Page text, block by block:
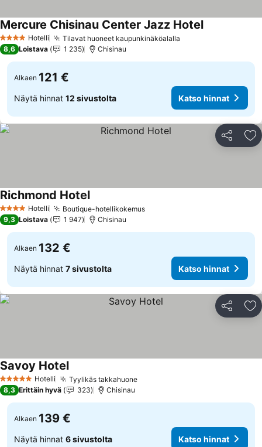
4 Tähtiluokitus
Hotelli Tilavat huoneet kaupunkinäköalalla
Mercure Chisinau Center Jazz Hotel
8,6 Loistava 1 235 Chisinau
Alkaen 121 €
Näytä hinnat 12 sivustolta Katso hinnat
Jaa
4 Tähtiluokitus
Hotelli Boutique-hotellikokemus
Richmond Hotel
9,3 Loistava 1 947 Chisinau
Alkaen 132 €
Näytä hinnat 7 sivustolta Katso hinnat
Jaa
5 Tähtiluokitus
Hotelli Tyylikäs takkahuone
Savoy Hotel
8,3 Erittäin hyvä 323 Chisinau
Alkaen 139 €
Näytä hinnat 6 sivustolta Katso hinnat